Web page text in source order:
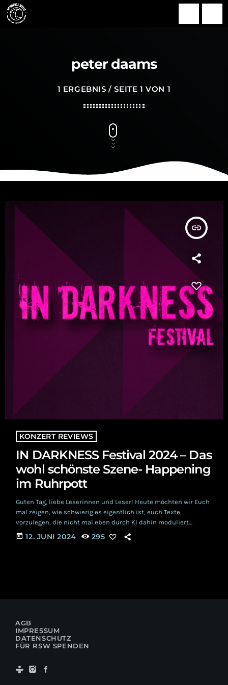
peter daams
1 ERGEBNIS / SEITE 1 VON 1
insert_link
KONZERT REVIEWS
IN DARKNESS Festival 2024 – Das
wohl schönste Szene- Happening
im Ruhrpott
Guten Tag, liebe Leserinnen und Leser! Heute möchten wir Euch
mal zeigen, wie schwierig es eigentlich ist, euch Texte
vorzulegen, die nicht mal eben durch KI dahin moduliert
werden können. Und die dennoch von Algorithmen und KI der
großen Suchmaschinen möglichst hoch gerankt werden sollen.
today 12. JUNI 2024 295
AGB
IMPRESSUM
DATENSCHUTZ
FÜR RSW SPENDEN